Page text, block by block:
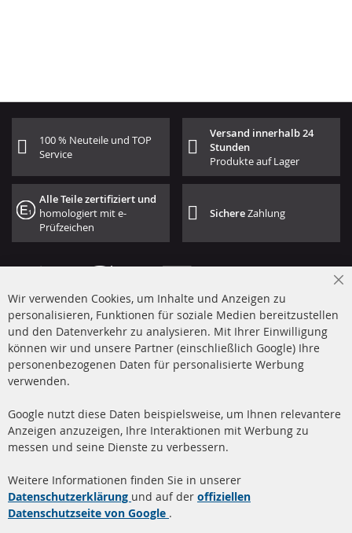
100 % Neuteile und TOP
Service
Versand innerhalb 24
Stunden
Produkte auf Lager
Alle Teile zertifiziert und
homologiert mit e-
Prüfzeichen
SichereZahlung
+49 (0) 4533 799 00 0
Mo-Do: 09-17 Uhr, Fr 09-16 Uhr
info@contra-automotive.de
facebook
instagram
Quick Links
Dieselpartikelfilter (DPF)
Dieselpartikelfilter
Kundenservice
Über uns
Wir verwenden Cookies, um Inhalte und Anzeigen zu
personalisieren, Funktionen für soziale Medien bereitzustellen
und den Datenverkehr zu analysieren. Mit Ihrer Einwilligung
können wir und unsere Partner (einschließlich Google) Ihre
personenbezogenen Daten für personalisierte Werbung
verwenden.
Google nutzt diese Daten beispielsweise, um Ihnen relevantere
Anzeigen anzuzeigen, Ihre Interaktionen mit Werbung zu
messen und seine Dienste zu verbessern.
Weitere Informationen finden Sie in unserer
Datenschutzerklärung und auf der offiziellen
Datenschutzseite von Google .